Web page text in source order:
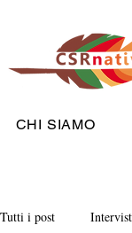
CHI SIAMO
Tutti i post